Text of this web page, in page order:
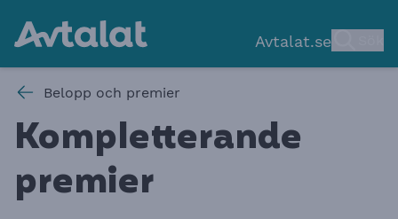
Avtalat.se
Belopp och premier
Kompletterande
premier